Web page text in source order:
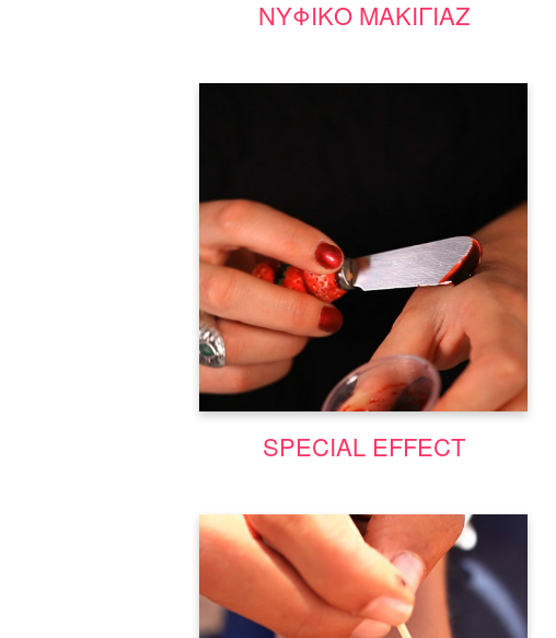
ΝΥΦΙΚΟ ΜΑΚΙΓΙΑΖ
SPECIAL EFFECT
Σεμινάριο Special Effect | Σεμινάρια
Αισθητικής Costyle
Μάθε περισσότερα